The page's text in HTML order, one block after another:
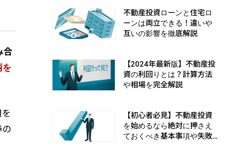
合
を
の
不動産投資ローンと住宅ロ
ーンは両立できる！違いや
互いの影響を徹底解説
【2024年最新版】不動産投
資の利回りとは？計算方法
や相場を完全解説
【初心者必見】不動産投資
を始めるなら絶対に押さえ
ておくべき基本事項や失敗